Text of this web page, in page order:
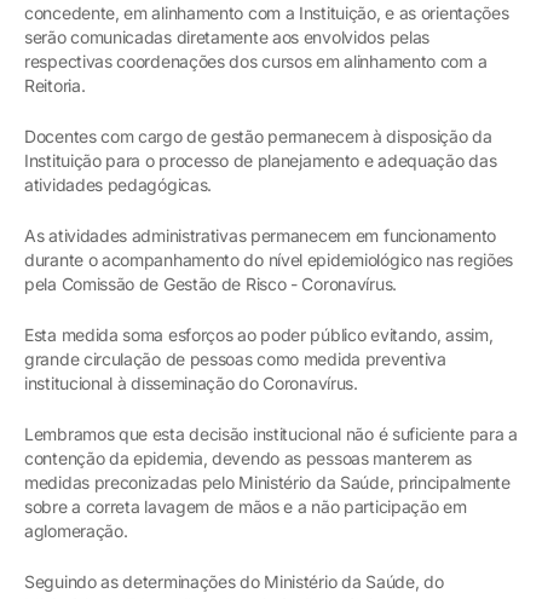
concedente, em alinhamento com a Instituição, e as orientações
serão comunicadas diretamente aos envolvidos pelas
respectivas coordenações dos cursos em alinhamento com a
Reitoria.
Docentes com cargo de gestão permanecem à disposição da
Instituição para o processo de planejamento e adequação das
atividades pedagógicas.
As atividades administrativas permanecem em funcionamento
durante o acompanhamento do nível epidemiológico nas regiões
pela Comissão de Gestão de Risco - Coronavírus.
Esta medida soma esforços ao poder público evitando, assim,
grande circulação de pessoas como medida preventiva
institucional à disseminação do Coronavírus.
Lembramos que esta decisão institucional não é suficiente para a
contenção da epidemia, devendo as pessoas manterem as
medidas preconizadas pelo Ministério da Saúde, principalmente
sobre a correta lavagem de mãos e a não participação em
aglomeração.
Seguindo as determinações do Ministério da Saúde, do